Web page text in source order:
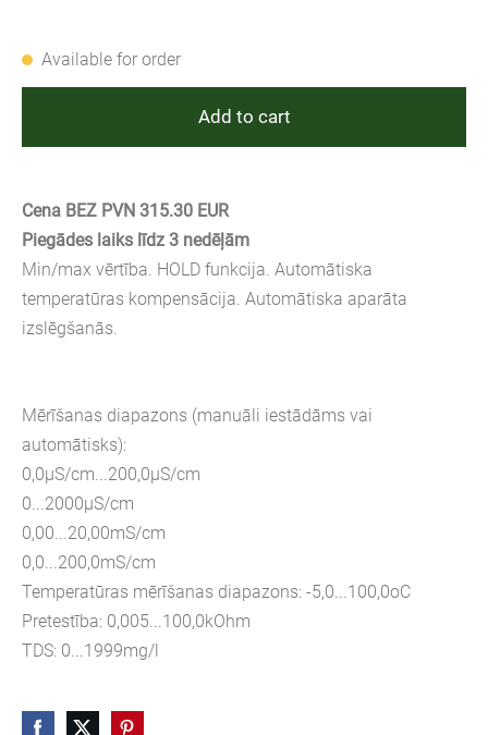
Available for order
Add to cart
Cena BEZ PVN 315.30 EUR
Piegādes laiks līdz 3 nedēļām
Min/max vērtība. HOLD funkcija. Automātiska
temperatūras kompensācija. Automātiska aparāta
izslēgšanās.
Mērīšanas diapazons (manuāli iestādāms vai
automātisks):
0,0μS/cm...200,0μS/cm
0...2000μS/cm
0,00...20,00mS/cm
0,0...200,0mS/cm
Temperatūras mērīšanas diapazons: -5,0...100,0oC
Pretestība: 0,005...100,0kOhm
TDS: 0...1999mg/l